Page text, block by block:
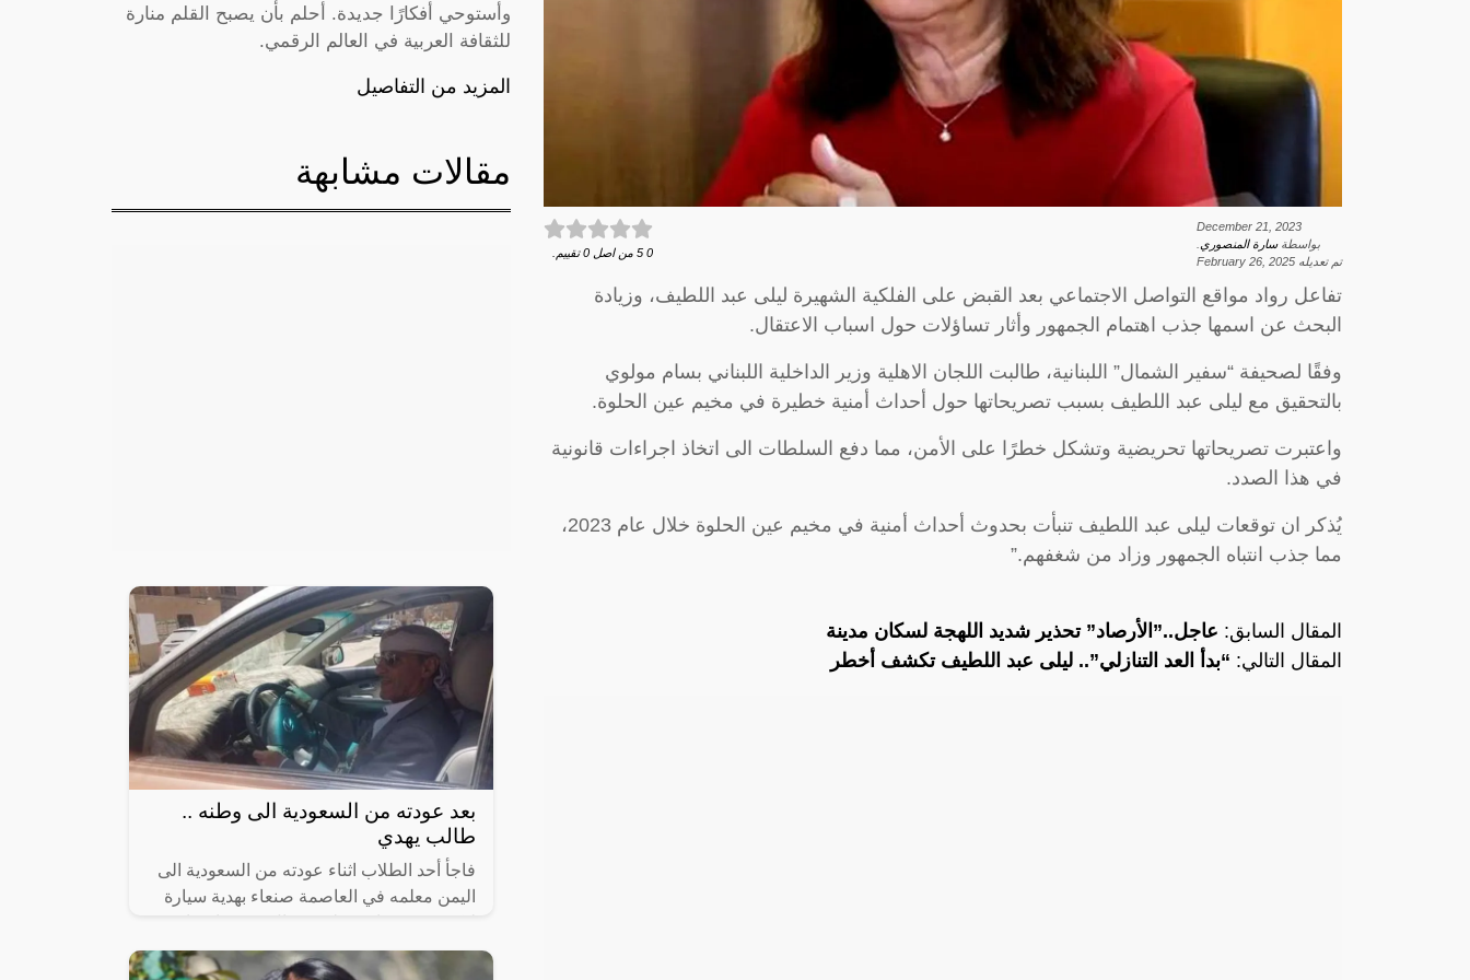
December 21, 2023
بواسطةسارة المنصوري
تم تعديله February 26, 2025
0
5 من اصل 0 تقييم.
تفاعل رواد مواقع التواصل الاجتماعي بعد القبض على الفلكية الشهيرة ليلى عبد اللطيف، وزيادة
البحث عن اسمها جذب اهتمام الجمهور وأثار تساؤلات حول اسباب الاعتقال.
وفقًا لصحيفة “سفير الشمال” اللبنانية، طالبت اللجان الاهلية وزير الداخلية اللبناني بسام مولوي
بالتحقيق مع ليلى عبد اللطيف بسبب تصريحاتها حول أحداث أمنية خطيرة في مخيم عين الحلوة.
واعتبرت تصريحاتها تحريضية وتشكل خطرًا على الأمن، مما دفع السلطات الى اتخاذ اجراءات قانونية
في هذا الصدد.
يُذكر ان توقعات ليلى عبد اللطيف تنبأت بحدوث أحداث أمنية في مخيم عين الحلوة خلال عام 2023،
مما جذب انتباه الجمهور وزاد من شغفهم.”
المقال السابق: عاجل..”الأرصاد” تحذير شديد اللهجة لسكان مدينة
المقال التالي: “بدأ العد التنازلي”.. ليلى عبد اللطيف تكشف أخطر
وأستوحي أفكارًا جديدة. أحلم بأن يصبح القلم منارة
للثقافة العربية في العالم الرقمي.
المزيد من التفاصيل
مقالات مشابهة
بعد عودته من السعودية الى وطنه ..
طالب يهدي
فاجأ أحد الطلاب اثناء عودته من السعودية الى
اليمن معلمه في العاصمة صنعاء بهدية سيارة
سنة.